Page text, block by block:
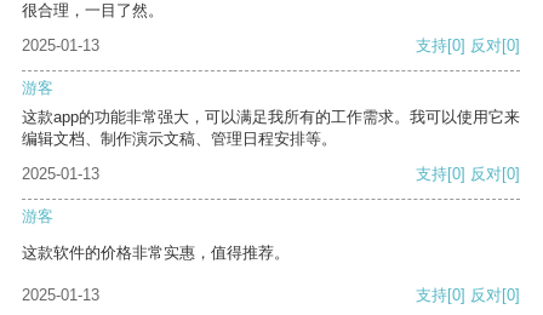
很合理，一目了然。
2025-01-13
支持[0] 反对[0]
游客
这款app的功能非常强大，可以满足我所有的工作需求。我可以使用它来
编辑文档、制作演示文稿、管理日程安排等。
2025-01-13
支持[0] 反对[0]
游客
这款软件的价格非常实惠，值得推荐。
2025-01-13 支持[0] 反对[0]